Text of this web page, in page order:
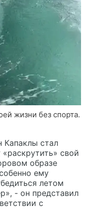
жизни без спорта.
Капаклы стал
свой
образе
ему
летом
- он представил
с